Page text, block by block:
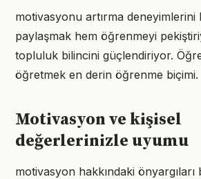
motivasyonu artırma deneyimlerini
paylaşmak hem öğrenmeyi
topluluk bilincini güçlendiriyor.
öğretmek en derin öğrenme biçimi.
Motivasyon ve kişisel
değerlerinizle uyumu
motivasyon hakkındaki